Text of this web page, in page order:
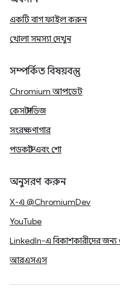
একটি বাগ ফাইল করুন
খোলা সমস্যা দেখুন
সম্পর্কিত বিষয়বস্তু
Chromium আপডেট
কেস স্টাডিজ
সংরক্ষণাগার
পডকাস্ট এবং শো
অনুসরণ করুন
X-এ @ChromiumDev
YouTube
LinkedIn-এ বিকাশকারীদের
আরএসএস